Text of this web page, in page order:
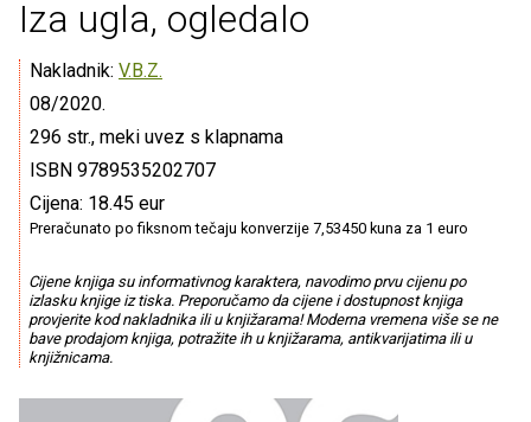
Iza ugla, ogledalo
Nakladnik: V.B.Z.
08/2020.
296 str., meki uvez s klapnama
ISBN 9789535202707
Cijena: 18.45 eur
Preračunato po fiksnom tečaju konverzije 7,53450 kuna za 1 euro
Cijene knjiga su informativnog karaktera, navodimo prvu cijenu po
izlasku knjige iz tiska. Preporučamo da cijene i dostupnost knjiga
provjerite kod nakladnika ili u knjižarama! Moderna vremena više se ne
bave prodajom knjiga, potražite ih u knjižarama, antikvarijatima ili u
knjižnicama.